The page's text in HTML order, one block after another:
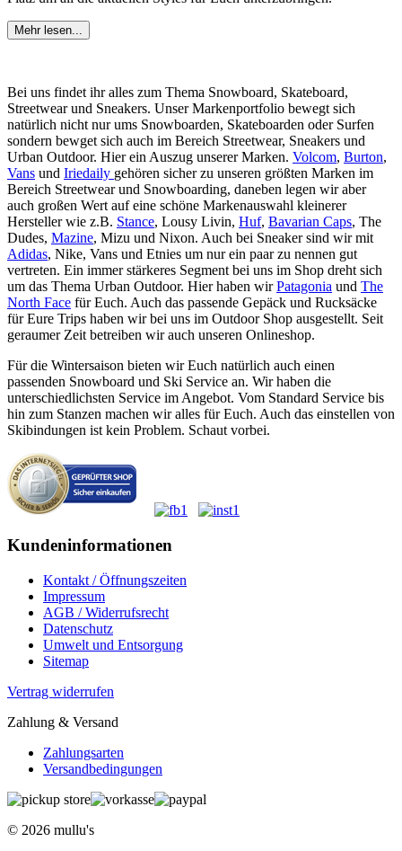
Mehr lesen...
Bei uns findet ihr alles zum Thema Snowboard, Skateboard,
Streetwear und Sneakers. Unser Markenportfolio bewegt sich
natürlich nicht nur ums Snowboarden, Skateboarden oder Surfen
sondern bewget sich auch im Bereich Streetwear, Sneakers und
Urban Outdoor. Hier ein Auszug unserer Marken. Volcom, Burton,
Vans und Iriedaily gehören sicher zu unseren größten Marken im
Bereich Streetwear und Snowboarding, daneben legen wir aber
auch großen Wert auf eine schöne Markenauswahl kleinerer
Hersteller wie z.B. Stance, Lousy Livin, Huf, Bavarian Caps, The
Dudes, Mazine, Mizu und Nixon. Auch bei Sneaker sind wir mit
Adidas, Nike, Vans und Etnies um nur ein paar zu nennen gut
vertreten. Ein immer stärkeres Segment bei uns im Shop dreht sich
um das Thema Urban Outdoor. Hier haben wirPatagonia und The
North Face für Euch. Auch das passende Gepäck und Rucksäcke
für Eure Trips haben wir bei uns im Outdoor Shop ausgestellt. Seit
geraumer Zeit betreiben wir auch unseren Onlineshop.
Für die Wintersaison bieten wir Euch natürlich auch einen
passenden Snowboard und Ski Service an. Wir haben die
unterschiedlichsten Service im Angebot. Vom Standard Service bis
hin zum Stanzen machen wir alles für Euch. Auch das einstellen von
Skibindungen ist kein Problem. Schaut vorbei.
Kundeninformationen
Kontakt / Öffnungszeiten
Impressum
AGB / Widerrufsrecht
Datenschutz
Umwelt und Entsorgung
Sitemap
Vertrag widerrufen
Zahlung & Versand
Zahlungsarten
Versandbedingungen
© 2026 mullu's